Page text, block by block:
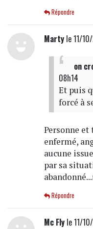
Répondre
Martyle 11/
on
08h14
Et puis
forcé à
Personne
enfermé,
aucune
par sa
Répondre
Mc Flyle 11/